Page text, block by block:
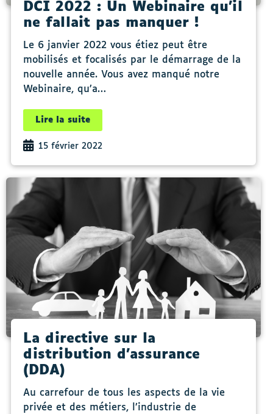
DCI 2022 : Un Webinaire qu’il
ne fallait pas manquer !
Le 6 janvier 2022 vous étiez peut être
mobilisés et focalisés par le démarrage de la
nouvelle année. Vous avez manqué notre
Webinaire, qu’a…
Lire la suite
15 février 2022
La directive sur la
distribution d’assurance
(DDA)
Au carrefour de tous les aspects de la vie
privée et des métiers, l’industrie de